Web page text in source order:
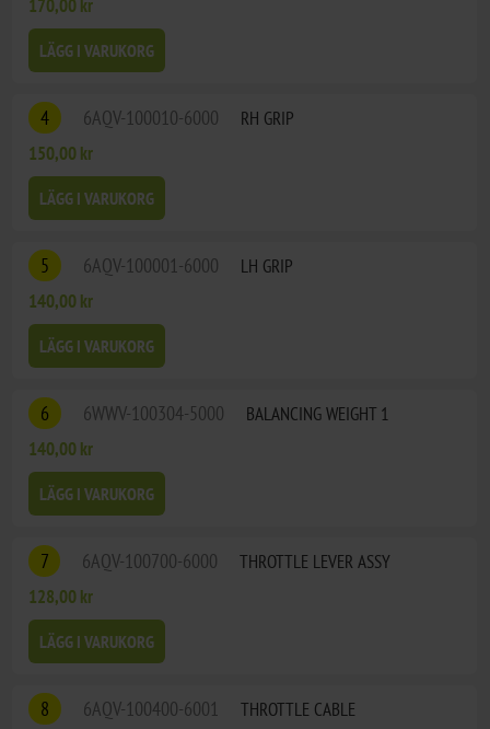
170,00 kr
LÄGG I VARUKORG
4 6AQV-100010-6000
RH GRIP
150,00 kr
LÄGG I VARUKORG
5 6AQV-100001-6000
LH GRIP
140,00 kr
LÄGG I VARUKORG
6 6WWV-100304-5000
BALANCING WEIGHT 1
140,00 kr
LÄGG I VARUKORG
7 6AQV-100700-6000
THROTTLE LEVER ASSY
128,00 kr
LÄGG I VARUKORG
8 6AQV-100400-6001
THROTTLE CABLE